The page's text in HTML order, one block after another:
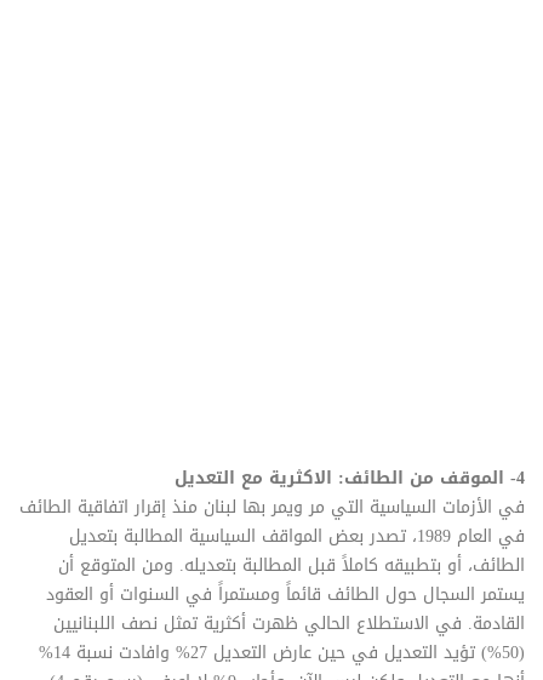
4- الموقف من الطائف: الاكثرية مع التعديل
في الأزمات السياسية التي مر ويمر بها لبنان منذ إقرار اتفاقية الطائف
في العام 1989، تصدر بعض المواقف السياسية المطالبة بتعديل
الطائف، أو بتطبيقه كاملاً قبل المطالبة بتعديله. ومن المتوقع أن
يستمر السجال حول الطائف قائماً ومستمراً في السنوات أو العقود
القادمة. في الاستطلاع الحالي ظهرت أكثرية تمثل نصف اللبنانيين
(50%) تؤيد التعديل في حين عارض التعديل 27% وافادت نسبة 14%